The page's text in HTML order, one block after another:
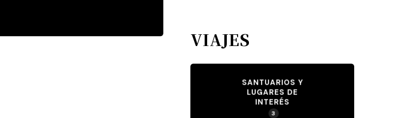
VIAJES
SANTUARIOS Y
LUGARES DE
INTERÉS
3